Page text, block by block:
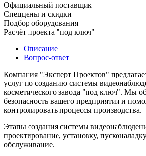
Официальный поставщик
Спеццены и скидки
Подбор оборудования
Расчёт проекта "под ключ"
Описание
Вопрос-ответ
Компания "Эксперт Проектов"
услуг по созданию системы
косметического завода "под ключ". Мы
безопасность вашего предприятия и
контролировать процессы производства.
Этапы создания системы
проектирование, установку,
обслуживание.